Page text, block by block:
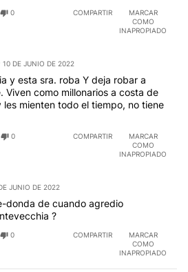
0 COMPARTIR
MARCAR
COMO
INAPROPIADO
10 DE JUNIO DE 2022
y esta sra. roba Y deja robar a
Viven como millonarios a costa de
les mienten todo el tiempo, no tiene
0 COMPARTIR
MARCAR
COMO
INAPROPIADO
JUNIO DE 2022
donda de cuando agredio
?
0 COMPARTIR
MARCAR
COMO
INAPROPIADO